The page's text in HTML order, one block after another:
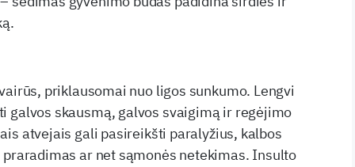
priklausomai nuo ligos sunkumo. Lengvi
galvos skausmą, galvos svaigimą ir regėjimo
atvejais gali pasireikšti paralyžius, kalbos
ar net sąmonės netekimas. Insulto